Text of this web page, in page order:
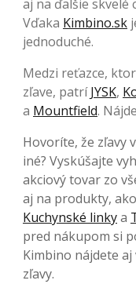
aj na ďalšie skvelé
Vďaka Kimbino.sk
jednoduché.
Medzi reťazce,
zľave, patríJYSK,
a Mountfield.
Hovoríte, že zľavy
iné? Vyskúšajte
akciový tovar zo
aj na produkty, ako
Kuchynské linkya
pred nákupom si
Kimbino nájdete
zľavy.